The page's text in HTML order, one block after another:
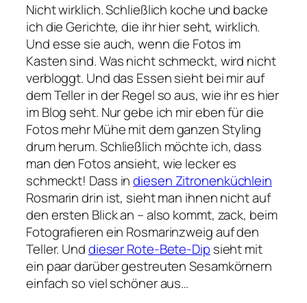
Nicht wirklich. Schließlich koche und backe
ich die Gerichte, die ihr hier seht, wirklich.
Und esse sie auch, wenn die Fotos im
Kasten sind. Was nicht schmeckt, wird nicht
verbloggt. Und das Essen sieht bei mir auf
dem Teller in der Regel so aus, wie ihr es hier
im Blog seht. Nur gebe ich mir eben für die
Fotos mehr Mühe mit dem ganzen Styling
drum herum. Schließlich möchte ich, dass
man den Fotos ansieht, wie lecker es
schmeckt! Dass indiesen Zitronenküchlein
Rosmarin drin ist, sieht man ihnen nicht auf
den ersten Blick an – also kommt, zack, beim
Fotografieren ein Rosmarinzweig auf den
Teller. Unddieser Rote-Bete-Dip sieht mit
ein paar darüber gestreuten Sesamkörnern
einfach so viel schöner aus…